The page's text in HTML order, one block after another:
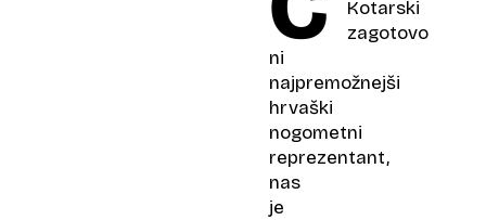
Kotarski
zagotovo
ni
najpremožnejši
hrvaški
nogometni
reprezentant,
nas
je